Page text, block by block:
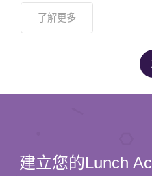
了解更多
建立您的Lunch